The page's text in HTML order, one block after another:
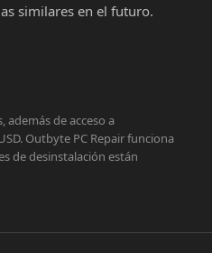
similares en el futuro.
además de acceso a
Outbyte PC Repair funciona
de desinstalación están